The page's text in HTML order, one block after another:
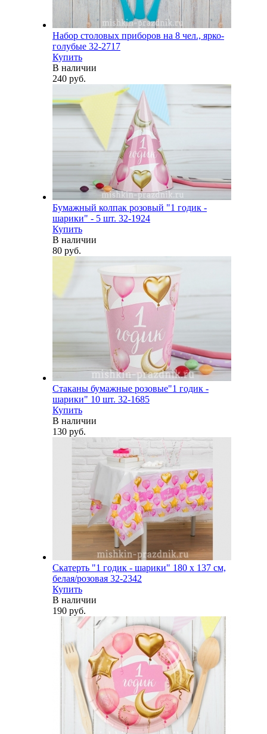
Набор столовых приборов на 8 чел., ярко-
голубые 32-2717
Купить
В наличии
240 руб.
Бумажный колпак розовый "1 годик -
шарики" - 5 шт. 32-1924
Купить
В наличии
80 руб.
Стаканы бумажные розовые"1 годик -
шарики" 10 шт. 32-1685
Купить
В наличии
130 руб.
Скатерть "1 годик - шарики" 180 х 137 см,
белая/розовая 32-2342
Купить
В наличии
190 руб.